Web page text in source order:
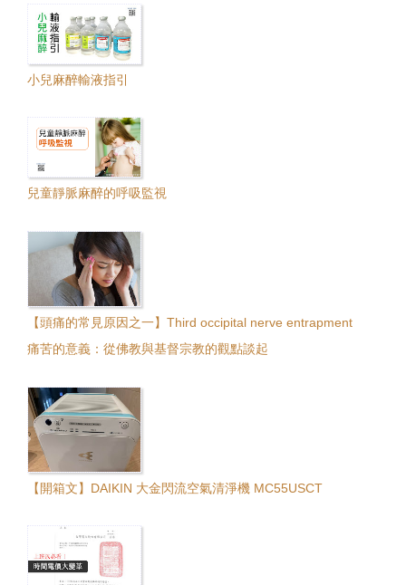
小兒麻醉輸液指引
兒童靜脈麻醉的呼吸監視
【頭痛的常見原因之一】Third occipital nerve entrapment
痛苦的意義：從佛教與基督宗教的觀點談起
【開箱文】DAIKIN 大金閃流空氣清淨機 MC55USCT